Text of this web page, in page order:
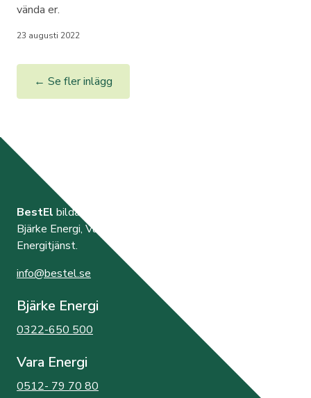
vända er.
23 augusti 2022
← Se fler inlägg
BestEl bildades år 2000 av de tre elnätsföretagen
Bjärke Energi, Vara Energi samt Västra Orusts
Energitjänst.
info@bestel.se
Bjärke Energi
0322-650 500
Vara Energi
0512- 79 70 80